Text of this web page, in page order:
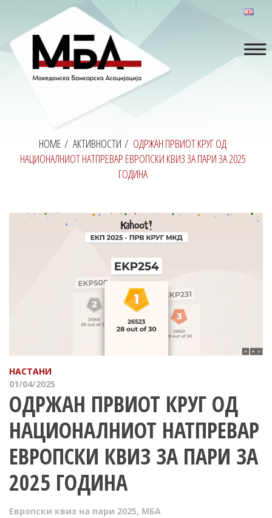
HOME / АКТИВНОСТИ / ОДРЖАН ПРВИОТ КРУГ ОД
НАЦИОНАЛНИОТ НАТПРЕВАР ЕВРОПСКИ КВИЗ ЗА ПАРИ ЗА 2025
ГОДИНА
НАСТАНИ
01/04/2025
ОДРЖАН ПРВИОТ КРУГ ОД
НАЦИОНАЛНИОТ НАТПРЕВАР
ЕВРОПСКИ КВИЗ ЗА ПАРИ ЗА
2025 ГОДИНА
Европски квиз на пари 2025, МБА